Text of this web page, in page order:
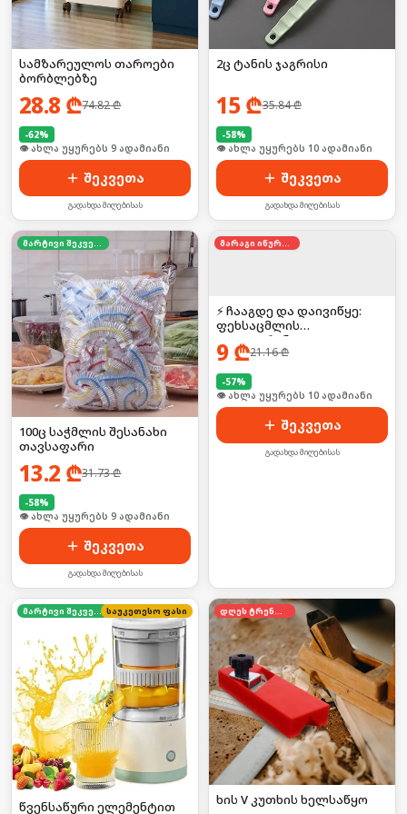
სამზარეულოს თაროები
ბორბლებზე
28.8 ₾74.82₾
-62%
🛒 ბოლო 24სთ-ში იყიდა 13-მა
შეკვეთა
გადახდა მიღებისას
2ც ტანის ჯაგრისი
15 ₾35.84₾
-58%
🛒 ბოლო 24სთ-ში იყიდა 12-მა
შეკვეთა
გადახდა მიღებისას
100ც საჭმლის შესანახი
თავსაფარი
13.2 ₾31.73₾
-58%
🛒 ბოლო 24სთ-ში იყიდა 16-მა
შეკვეთა
გადახდა მიღებისას
⚡ ჩააგდე და დაივიწყე:
ფეხსაცმლის
დეოდორანტი
9 ₾21.16₾
-57%
🛒 ბოლო 24სთ-ში იყიდა 17-მა
შეკვეთა
გადახდა მიღებისას
მარტივი შეკვეთა საუკეთესო ფასი
წვენსაწური ელემენტით
დღეს ტრენდში
ხის V კუთხის ხელსაწყო